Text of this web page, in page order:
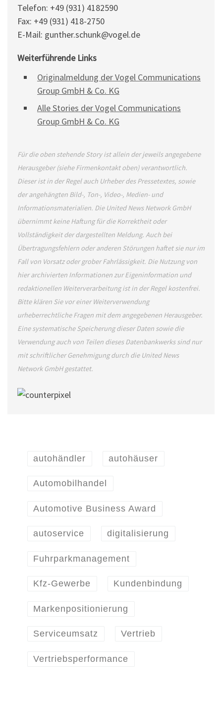
Telefon: +49 (931) 4182590
Fax: +49 (931) 418-2750
E-Mail: gunther.schunk@vogel.de
Weiterführende Links
Originalmeldung der Vogel Communications
Group GmbH & Co. KG
Alle Stories der Vogel Communications
Group GmbH & Co. KG
Für die oben stehende Story ist allein der jeweils angegebene
Herausgeber (siehe Firmenkontakt oben) verantwortlich.
Dieser ist in der Regel auch Urheber des Pressetextes, sowie
der angehängten Bild-, Ton-, Video-, Medien- und
Informationsmaterialien. Die United News Network GmbH
übernimmt keine Haftung für die Korrektheit oder
Vollständigkeit der dargestellten Meldung. Auch bei
Übertragungsfehlern oder anderen Störungen haftet sie nur im
Fall von Vorsatz oder grober Fahrlässigkeit. Die Nutzung von
hier archivierten Informationen zur Eigeninformation und
redaktionellen Weiterverarbeitung ist in der Regel kostenfrei.
Bitte klären Sie vor einer Weiterverwendung
urheberrechtliche Fragen mit dem angegebenen Herausgeber.
Eine systematische Speicherung dieser Daten sowie die
Verwendung auch von Teilen dieses Datenbankwerks sind nur
mit schriftlicher Genehmigung durch die United News
Network GmbH gestattet.
autohändler autohäuser
Automobilhandel
Automotive Business Award
autoservice digitalisierung
Fuhrparkmanagement
Kfz-Gewerbe Kundenbindung
Markenpositionierung
Serviceumsatz Vertrieb
Vertriebsperformance